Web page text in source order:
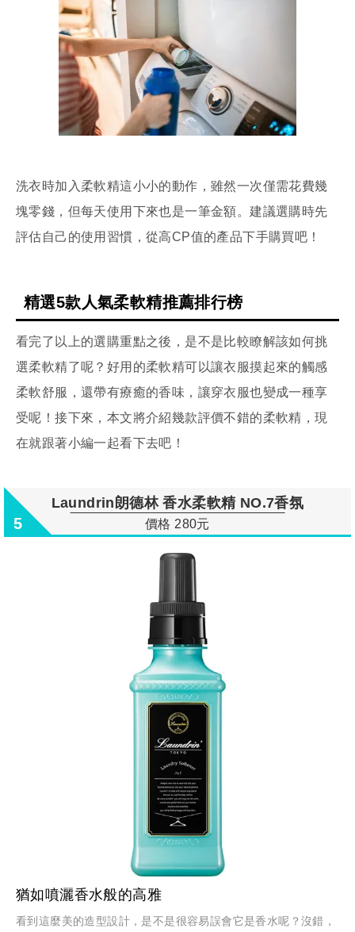
洗衣時加入柔軟精這小小的動作，雖然一次僅需花費幾
塊零錢，但每天使用下來也是一筆金額。建議選購時先
評估自己的使用習慣，從高CP值的產品下手購買吧！
精選5款人氣柔軟精推薦排行榜
看完了以上的選購重點之後，是不是比較瞭解該如何挑
選柔軟精了呢？好用的柔軟精可以讓衣服摸起來的觸感
柔軟舒服，還帶有療癒的香味，讓穿衣服也變成一種享
受呢！接下來，本文將介紹幾款評價不錯的柔軟精，現
在就跟著小編一起看下去吧！
5
Laundrin朗德林 香水柔軟精 NO.7香氛
價格 280元
猶如噴灑香水般的高雅
看到這麼美的造型設計，是不是很容易誤會它是香水呢？沒錯，